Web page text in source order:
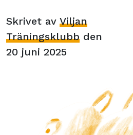
Skrivet av Viljan
Träningsklubb den
20 juni 2025